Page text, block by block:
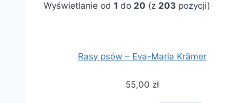
Wyświetlanie od 1 do 20 (z 203 pozycji)
Rasy psów – Eva-Maria Krämer
55,00 zł